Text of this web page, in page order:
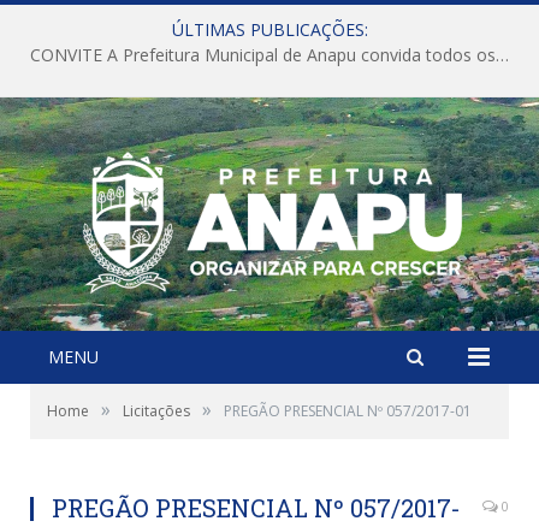
ÚLTIMAS PUBLICAÇÕES:
CONVITE A Prefeitura Municipal de Anapu convida todos os servidores públicos municipais para participarem da Audiência Pública de discussão da Lei de Diretrizes Orçamentárias (LDO), importante instrumento de planejamento das ações e investimentos da Administração Pública para o próximo exercício financeiro.
MENU
Home » Licitações » PREGÃO PRESENCIAL Nº 057/2017-01
PREGÃO PRESENCIAL Nº 057/2017-
0